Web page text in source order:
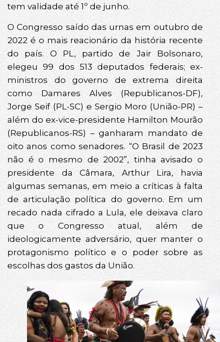
tem validade até 1º de junho.
O Congresso saído das urnas em outubro de
2022 é o mais reacionário da história recente
do país. O PL, partido de Jair Bolsonaro,
elegeu 99 dos 513 deputados federais; ex-
ministros do governo de extrema direita
como Damares Alves (Republicanos-DF),
Jorge Seif (PL-SC) e Sergio Moro (União-PR) –
além do ex-vice-presidente Hamilton Mourão
(Republicanos-RS) – ganharam mandato de
oito anos como senadores. “O Brasil de 2023
não é o mesmo de 2002”, tinha avisado o
presidente da Câmara, Arthur Lira, havia
algumas semanas, em meio a críticas à falta
de articulação política do governo. Em um
recado nada cifrado a Lula, ele deixava claro
que o Congresso atual, além de
ideologicamente adversário, quer manter o
protagonismo político e o poder sobre as
escolhas dos gastos da União.